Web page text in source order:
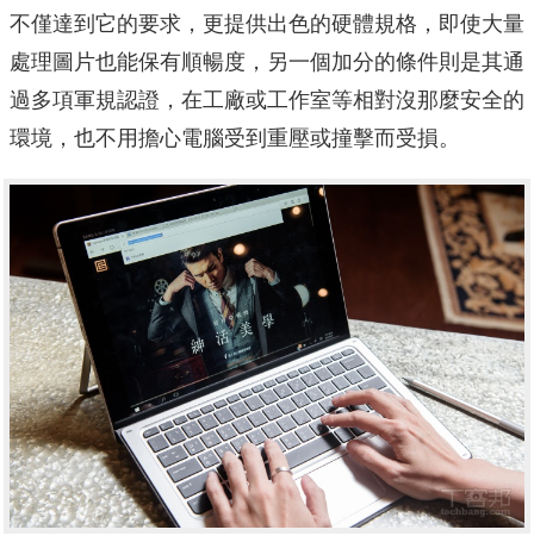
不僅達到它的要求，更提供出色的硬體規格，即使大量
處理圖片也能保有順暢度，另一個加分的條件則是其通
過多項軍規認證，在工廠或工作室等相對沒那麼安全的
環境，也不用擔心電腦受到重壓或撞擊而受損。